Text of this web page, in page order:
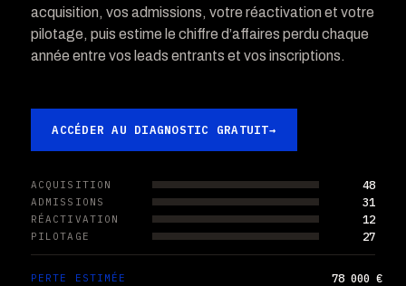
acquisition, vos admissions, votre réactivation et votre
pilotage, puis estime le chiffre d’affaires perdu chaque
année entre vos leads entrants et vos inscriptions.
ACCÉDER AU DIAGNOSTIC GRATUIT→
ACQUISITION 48
ADMISSIONS 31
RÉACTIVATION 12
PILOTAGE 27
PERTE ESTIMÉE 78 000 €